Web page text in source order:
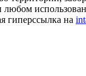
гиперссылка на